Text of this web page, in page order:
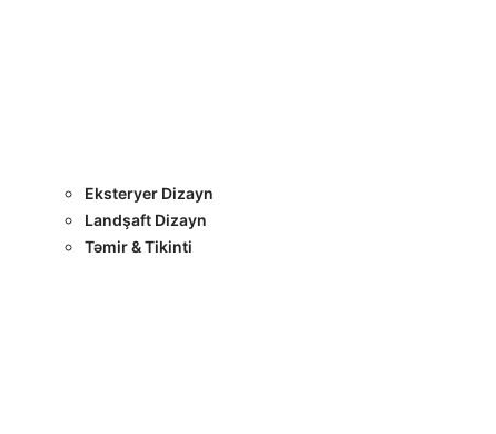
Eksteryer Dizayn
Landşaft Dizayn
Təmir & Tikinti